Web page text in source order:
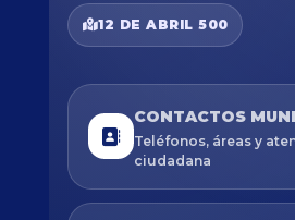
12 DE ABRIL 500
CONTACTOS
Teléfonos, áreas y
ciudadana